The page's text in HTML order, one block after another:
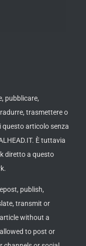
pubblicare,
trasmettere o
articolo senza
È tuttavia
diretto a questo
publish,
transmit or
without a
to post or